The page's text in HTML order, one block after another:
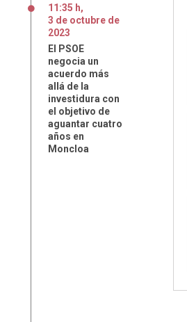
11:35 h,
3 de octubre de
2023
El PSOE
negocia un
acuerdo más
allá de la
investidura con
el objetivo de
aguantar cuatro
años en
Moncloa